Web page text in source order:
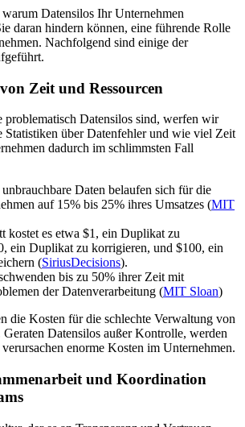
Datensilos Ihr Unternehmen
daran hindern können, eine führende Rolle
Nachfolgend sind einige der
Zeit und Ressourcen
problematisch Datensilos sind, werfen wir
Statistiken über Datenfehler und wie viel Zeit
dadurch im schlimmsten Fall
Daten belaufen sich für die
auf 15% bis 25% ihres Umsatzes (MIT
kostet es etwa $1, ein Duplikat zu
ein Duplikat zu korrigieren, und $100, ein
(SiriusDecisions).
bis zu 50% ihrer Zeit mit
der Datenverarbeitung (MIT Sloan)
die Kosten für die schlechte Verwaltung von
Geraten Datensilos außer Kontrolle, werden
enorme Kosten im Unternehmen.
und Koordination